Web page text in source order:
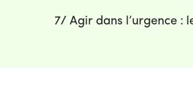
7/ Agir dans l’urgence :